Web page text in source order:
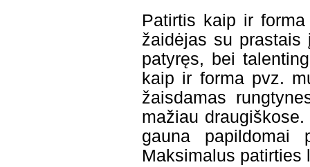
Patirtis kaip ir
žaidėjas su prastais
patyręs, bei
kaip ir forma pvz.
žaisdamas
mažiau
gauna papildomai
Maksimalus patirties